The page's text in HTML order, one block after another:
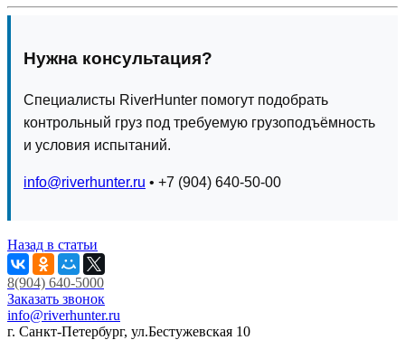
Нужна консультация?
Специалисты RiverHunter помогут подобрать
контрольный груз под требуемую грузоподъёмность
и условия испытаний.
info@riverhunter.ru • +7 (904) 640-50-00
Назад в статьи
8(904) 640-5000
Заказать звонок
info@riverhunter.ru
г. Санкт-Петербург, ул.Бестужевская 10